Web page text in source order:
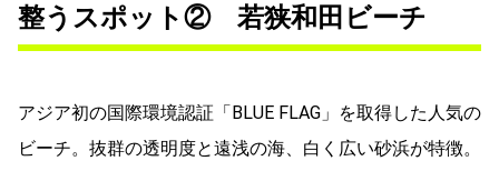
整うスポット② 若狭和田ビーチ
アジア初の国際環境認証「BLUE FLAG」を取得した人気の
ビーチ。抜群の透明度と遠浅の海、白く広い砂浜が特徴。